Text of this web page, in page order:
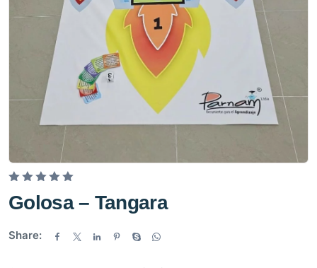
V
a
o
Golosa – Tangara
Share: